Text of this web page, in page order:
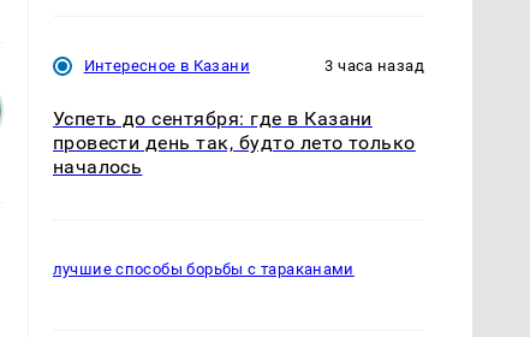
Интересное в Казани 3 часа назад
Успеть до сентября: где в Казани
провести день так, будто лето только
началось
лучшие способы борьбы с тараканами